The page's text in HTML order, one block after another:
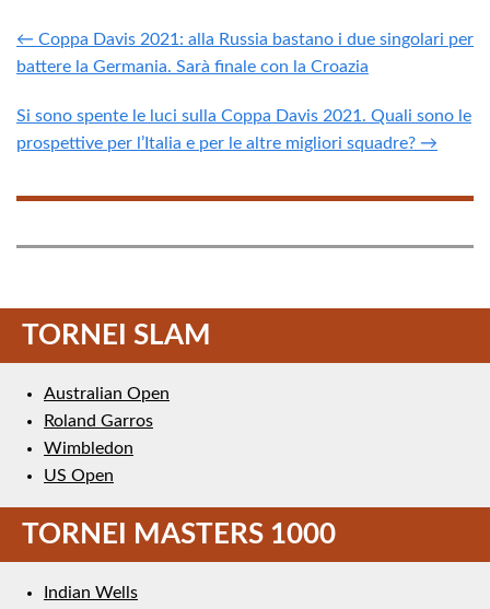
← Coppa Davis 2021: alla Russia bastano i due singolari per
battere la Germania. Sarà finale con la Croazia
Si sono spente le luci sulla Coppa Davis 2021. Quali sono le
prospettive per l’Italia e per le altre migliori squadre? →
TORNEI SLAM
Australian Open
Roland Garros
Wimbledon
US Open
TORNEI MASTERS 1000
Indian Wells